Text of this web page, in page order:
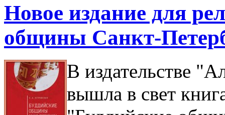
Новое издание для
общины Санкт-
В издательстве
вышла в свет